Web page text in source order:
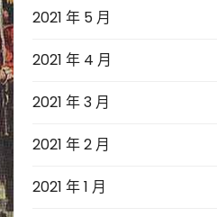
2021 年 5 月
2021 年 4 月
2021 年 3 月
2021 年 2 月
2021 年 1 月